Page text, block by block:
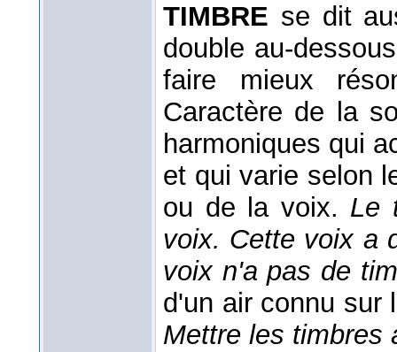
TIMBRE se dit
double au-
faire mieux
Caractère de la
harmoniques qui
et qui varie selon
ou de la voix. Le
voix. Cette voix a
voix n'a pas de
d'un air connu sur
Mettre les timbres